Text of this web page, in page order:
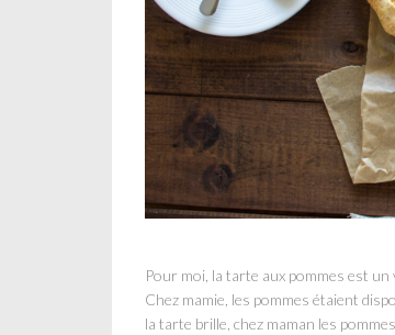
Pour moi, la tarte aux pommes est
Chez mamie, les pommes étaient
la tarte brille, chez maman les